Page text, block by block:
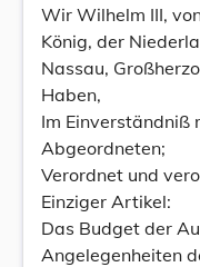
Wir Wilhelm III,
König, der
Nassau,
Haben,
Im Einverständniß
Abgeordneten;
Verordnet und
Einziger Artikel:
Das Budget der
Angelegenheiten